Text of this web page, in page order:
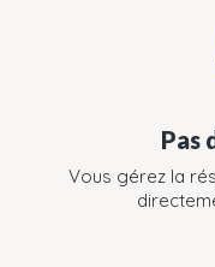
Pas
Vous gérez la